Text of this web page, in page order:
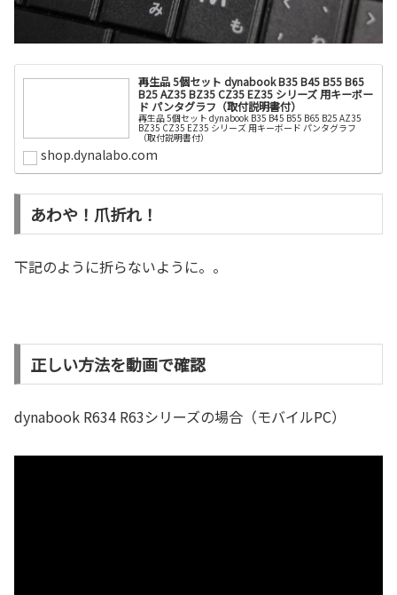
再生品 5個セット dynabook B35 B45 B55 B65
B25 AZ35 BZ35 CZ35 EZ35 シリーズ 用キーボー
ド パンタグラフ（取付説明書付）
再生品 5個セット dynabook B35 B45 B55 B65 B25 AZ35
BZ35 CZ35 EZ35 シリーズ 用キーボード パンタグラフ
（取付説明書付）
shop.dynalabo.com
あわや！爪折れ！
下記のように折らないように。。
正しい方法を動画で確認
dynabook R634 R63シリーズの場合（モバイルPC）